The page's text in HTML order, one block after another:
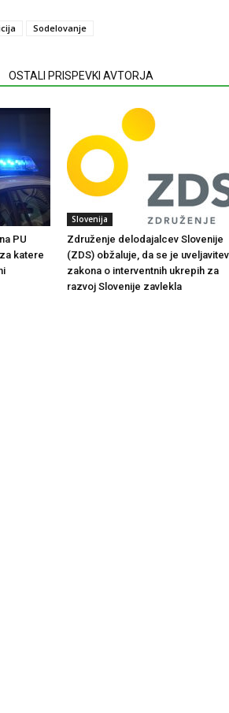
Sodelovanje
OSTALI PRISPEVKI AVTORJA
PU
katere
Slovenija
Združenje delodajalcev Slovenije
(ZDS) obžaluje, da se je uveljavitev
zakona o interventnih ukrepih za
razvoj Slovenije zavlekla